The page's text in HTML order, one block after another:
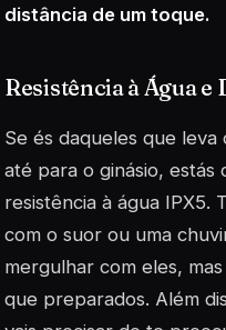
distância de um toque.
Resistência à Água e
Se és daqueles que
até para o ginásio, estás
resistência à água IPX5.
com o suor ou uma
mergulhar com eles,
que preparados. Além